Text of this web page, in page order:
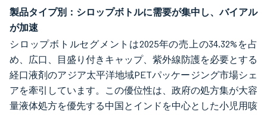
製品タイプ別：シロップボトルに需要が集中し、バイアル
が加速
シロップボトルセグメントは2025年の売上の34.32%を占
め、広口、目盛り付きキャップ、紫外線防護を必要とする
経口液剤のアジア太平洋地域PETパッケージング市場シェ
アを牽引しています。この優位性は、政府の処方集が大容
量液体処方を優先する中国とインドを中心とした小児用咳